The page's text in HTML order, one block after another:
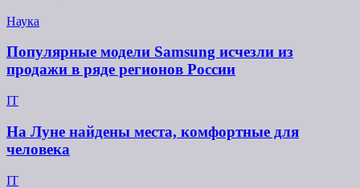
Наука
Популярные модели Samsung исчезли из
продажи в ряде регионов России
IT
На Луне найдены места, комфортные для
человека
IT